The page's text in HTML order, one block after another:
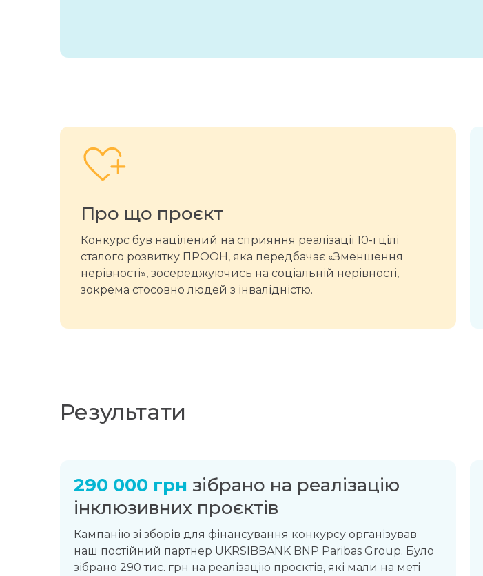
Про що проєкт
Конкурс був націлений на сприяння реалізації 10-ї цілі
сталого розвитку ПРООН, яка передбачає «Зменшення
нерівності», зосереджуючись на соціальній нерівності,
зокрема стосовно людей з інвалідністю.
Результати
290 000 грн зібрано на реалізацію
інклюзивних проєктів
Кампанію зі зборів для фінансування конкурсу організував
наш постійний партнер UKRSIBBANK BNP Paribas Group. Було
зібрано 290 тис. грн на реалізацію проєктів, які мали на меті